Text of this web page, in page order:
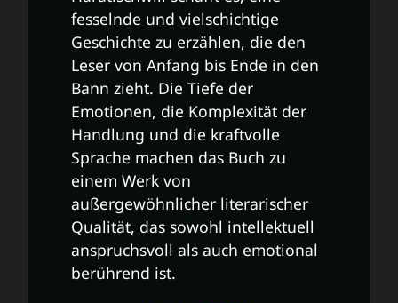
fesselnde und vielschichtige
Geschichte zu erzählen, die den
Leser von Anfang bis Ende in den
Bann zieht. Die Tiefe der
Emotionen, die Komplexität der
Handlung und die kraftvolle
Sprache machen das Buch zu
einem Werk von
außergewöhnlicher literarischer
Qualität, das sowohl intellektuell
anspruchsvoll als auch emotional
berührend ist.